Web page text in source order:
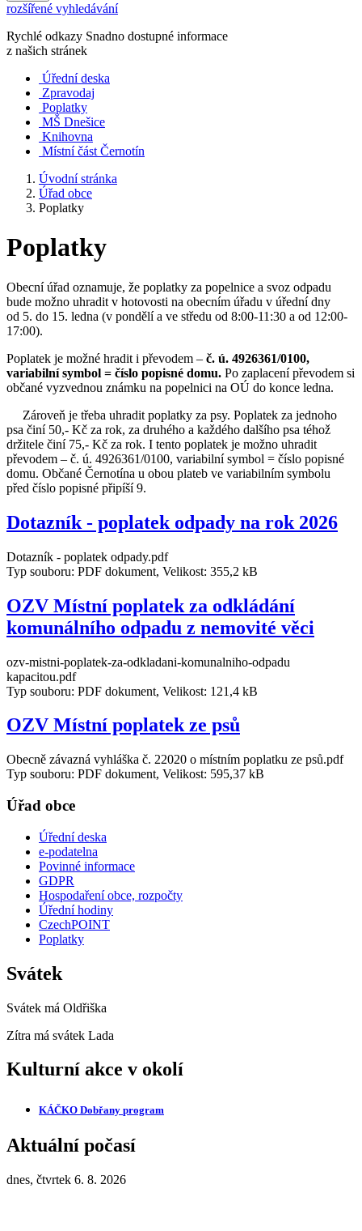
rozšířené vyhledávání
Rychlé odkazy Snadno dostupné informace
z našich stránek
Úřední deska
Zpravodaj
Poplatky
MŠ Dnešice
Knihovna
Místní část Černotín
Úvodní stránka
Úřad obce
Poplatky
Poplatky
Obecní úřad oznamuje, že poplatky za popelnice a svoz odpadu
bude možno uhradit v hotovosti na obecním úřadu v úřední dny
od 5. do 15. ledna (v pondělí a ve středu od 8:00-11:30 a od 12:00-
17:00).
Poplatek je možné hradit i převodem – č. ú. 4926361/0100,
variabilní symbol = číslo popisné domu. Po zaplacení převodem si
občané vyzvednou známku na popelnici na OÚ do konce ledna.
Zároveň je třeba uhradit poplatky za psy. Poplatek za jednoho
psa činí 50,- Kč za rok, za druhého a každého dalšího psa téhož
držitele činí 75,- Kč za rok. I tento poplatek je možno uhradit
převodem – č. ú. 4926361/0100, variabilní symbol = číslo popisné
domu. Občané Černotína u obou plateb ve variabilním symbolu
před číslo popisné připíší 9.
Dotazník - poplatek odpady na rok 2026
Dotazník - poplatek odpady.pdf
Typ souboru: PDF dokument, Velikost: 355,2 kB
OZV Místní poplatek za odkládání
komunálního odpadu z nemovité věci
ozv-mistni-poplatek-za-odkladani-komunalniho-odpadu
kapacitou.pdf
Typ souboru: PDF dokument, Velikost: 121,4 kB
OZV Místní poplatek ze psů
Obecně závazná vyhláška č. 22020 o místním poplatku ze psů.pdf
Typ souboru: PDF dokument, Velikost: 595,37 kB
Úřad obce
Úřední deska
e-podatelna
Povinné informace
GDPR
Hospodaření obce, rozpočty
Úřední hodiny
CzechPOINT
Poplatky
Svátek
Svátek má Oldřiška
Zítra má svátek Lada
Kulturní akce v okolí
KÁČKO Dobřany program
Aktuální počasí
dnes, čtvrtek 6. 8. 2026